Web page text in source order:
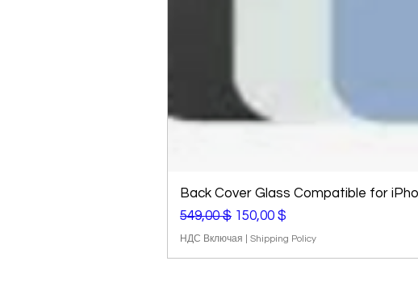
Back Cover Glass Compatible for
Обычная цена
549,00 $ Цена со скидкой
150,00 $
НДС Включая Shipping Policy